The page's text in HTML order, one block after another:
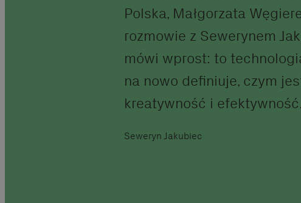
Polska, Małgorzata
rozmowie z Sewerynem
mówi wprost: to
na nowo definiuje, czym
kreatywność i efektywność.
Seweryn Jakubiec